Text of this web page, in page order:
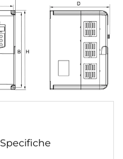
Specifiche